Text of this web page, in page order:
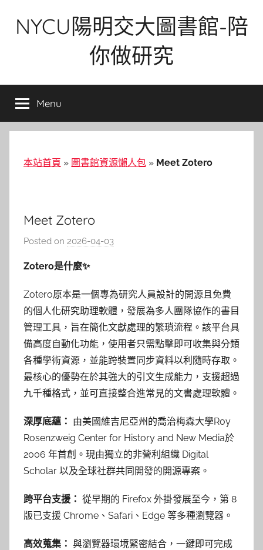
NYCU陽明交大圖書館-陪
你做研究
Menu
本站首頁 » 圖書館資源懶人包 » Meet Zotero
Meet Zotero
Posted on 2026-04-03
枝
Zotero是什麼✨
Zotero原本是一個專為研究人員設計的開源且免費
的個人化研究助理軟體，發展為多人團隊協作的書目
管理工具，旨在簡化文獻處理的繁瑣流程。該平台具
備高度自動化功能，使用者只需點擊即可收集與分類
各種學術資源，並能跨裝置同步資料以利隨時存取。
最核心的優勢在於其強大的引文生成能力，支援超過
九千種格式，並可直接整合進常見的文書處理軟體。
深厚底蘊： 由美國維吉尼亞州的喬治梅森大學Roy
Rosenzweig Center for History and New Media於
2006 年首創。現由獨立的非營利組織 Digital
Scholar 以及全球社群共同開發的開源專案。
跨平台支援： 從早期的 Firefox 外掛發展至今，第 8
版已支援 Chrome、Safari、Edge 等多種瀏覽器。
高效蒐集： 與瀏覽器環境緊密結合，一鍵即可完成